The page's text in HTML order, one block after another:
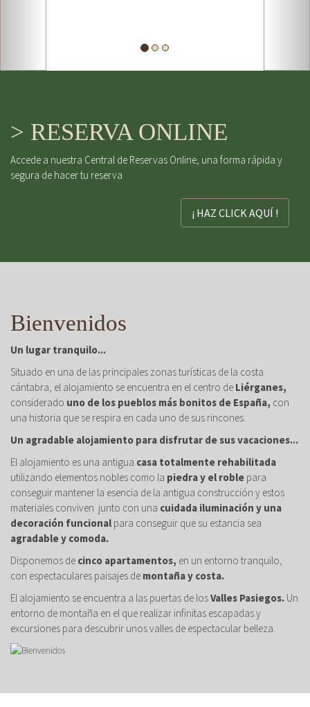
> RESERVA ONLINE
Accede a nuestra Central de Reservas Online, una forma rápida y
segura de hacer tu reserva
¡ HAZ CLICK AQUÍ !
Bienvenidos
Un lugar tranquilo...
Situado en una de las principales zonas turísticas de la costa
cántabra, el alojamiento se encuentra en el centro de Liérganes,
considerado uno de los pueblos más bonitos de España, con
una historia que se respira en cada uno de sus rincones.
Un agradable alojamiento para disfrutar de sus vacaciones...
El alojamiento es una antigua casa totalmente rehabilitada
utilizando elementos nobles como la piedra y el roble para
conseguir mantener la esencia de la antigua construcción y estos
materiales conviven junto con una cuidada iluminación y una
decoración funcional para conseguir que su estancia sea
agradable y comoda.
Disponemos de cinco apartamentos, en un entorno tranquilo,
con espectaculares paisajes de montaña y costa.
El alojamiento se encuentra a las puertas de losValles Pasiegos. Un
entorno de montaña en el que realizar infinitas escapadas y
excursiones para descubrir unos valles de espectacular belleza.